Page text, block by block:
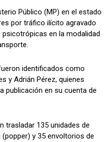
Público (MP) en el estado
por tráfico ilícito agravado
en la modalidad
identificados como
y Adrián Pérez, quienes
publicación en su cuenta de
trasladar 135 unidades de
y 35 envoltorios de